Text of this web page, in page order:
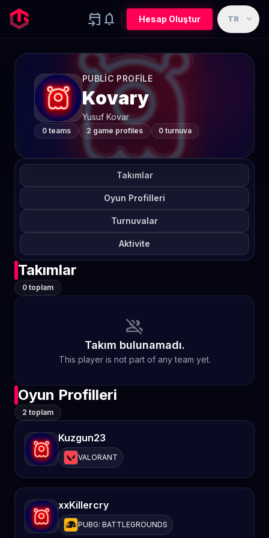
event_upcoming notifications Hesap Oluştur TR expand_more
PUBLIC PROFILE
Kovary
Yusuf Kovar
0 teams 2 game profiles 0 turnuva
Takımlar
Oyun Profilleri
Turnuvalar
Aktivite
Takımlar
0 toplam
group_off
Takım bulunamadı.
This player is not part of any team yet.
Oyun Profilleri
2 toplam
Kuzgun23
VALORANT
xxKillercry
PUBG: BATTLEGROUNDS